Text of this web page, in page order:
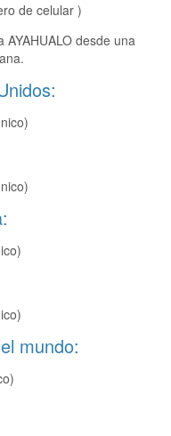
de celular )
desde una
mundo: